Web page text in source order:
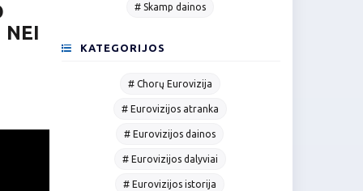
NEI
# Skamp dainos
KATEGORIJOS
# Chorų Eurovizija
# Eurovizijos atranka
# Eurovizijos dainos
# Eurovizijos dalyviai
# Eurovizijos istorija